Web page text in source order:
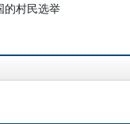
村民选举